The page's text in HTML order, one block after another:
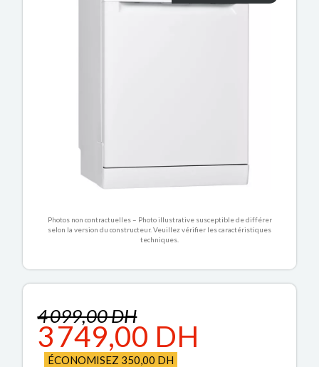
Photos non contractuelles – Photo illustrative susceptible de différer
selon la version du constructeur. Veuillez vérifier les caractéristiques
techniques.
4 099,00 DH
3 749,00 DH
ÉCONOMISEZ 350,00 DH